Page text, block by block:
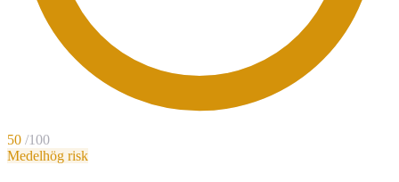
50 /100
Medelhög risk